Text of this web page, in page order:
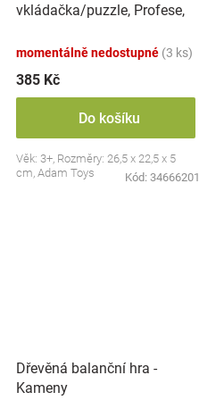
vkládačka/puzzle, Profese,
momentálně nedostupné (3 ks)
385 Kč
Do košíku
Věk: 3+, Rozměry: 26,5 x 22,5 x 5
cm, Adam Toys
Kód: 34666201
Dřevěná balanční hra -
Kameny